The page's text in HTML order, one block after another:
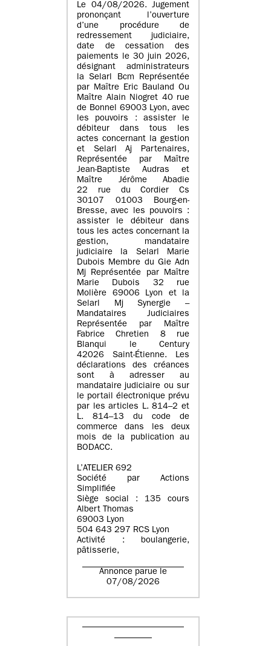
Le 04/08/2026. Jugement
prononçant l’ouverture
d’une procédure de
redressement judiciaire,
date de cessation des
paiements le 30 juin 2026,
désignant administrateurs
la Selarl Bcm Représentée
par Maître Eric Bauland Ou
Maître Alain Niogret 40 rue
de Bonnel 69003 Lyon, avec
les pouvoirs : assister le
débiteur dans tous les
actes concernant la gestion
et Selarl Aj Partenaires,
Représentée par Maître
Jean-Baptiste Audras et
Maître Jérôme Abadie
22 rue du Cordier Cs
30107 01003 Bourg-en-
Bresse, avec les pouvoirs :
assister le débiteur dans
tous les actes concernant la
gestion, mandataire
judiciaire la Selarl Marie
Dubois Membre du Gie Adn
Mj Représentée par Maître
Marie Dubois 32 rue
Molière 69006 Lyon et la
Selarl Mj Synergie –
Mandataires Judiciaires
Représentée par Maître
Fabrice Chretien 8 rue
Blanqui le Century
42026 Saint-Étienne. Les
déclarations des créances
sont à adresser au
mandataire judiciaire ou sur
le portail électronique prévu
par les articles L. 814–2 et
L. 814–13 du code de
commerce dans les deux
mois de la publication au
BODACC.
L’ATELIER 692
Société par Actions
Simplifiée
Siège social : 135 cours
Albert Thomas
69003 Lyon
504 643 297 RCS Lyon
Activité : boulangerie,
pâtisserie,
Annonce parue le
07/08/2026